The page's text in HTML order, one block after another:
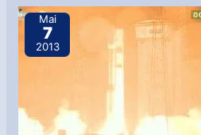
Mai
7
2013